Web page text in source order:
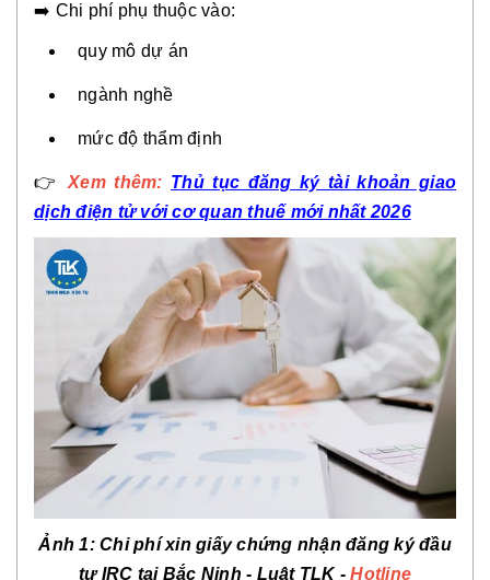
➡️ Chi phí phụ thuộc vào:
quy mô dự án
ngành nghề
mức độ thẩm định
👉 Xem thêm: Thủ tục đăng ký tài khoản giao
dịch điện tử với cơ quan thuế mới nhất 2026
Ảnh 1:Chi phí xin giấy chứng nhận đăng ký đầu
tư IRC tại Bắc Ninh - Luật TLK -Hotline